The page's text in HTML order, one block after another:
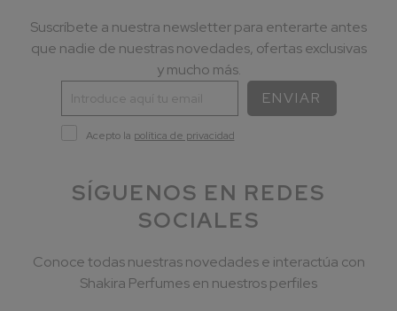
Suscríbete a nuestra newsletter para enterarte antes
que nadie de nuestras novedades, ofertas exclusivas
y mucho más.
ENVIAR
Acepto la política de privacidad
SÍGUENOS EN REDES
SOCIALES
Conoce todas nuestras novedades e interactúa con
Shakira Perfumes en nuestros perfiles